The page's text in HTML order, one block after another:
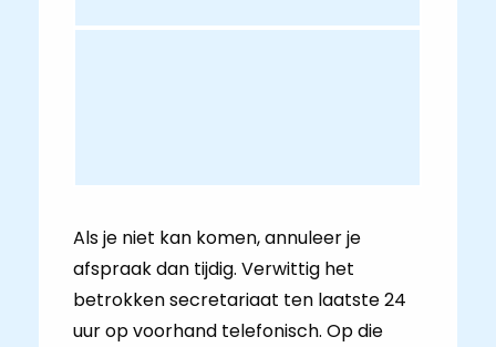
Als je niet kan komen, annuleer je
afspraak dan tijdig. Verwittig het
betrokken secretariaat ten laatste 24
uur op voorhand telefonisch. Op die